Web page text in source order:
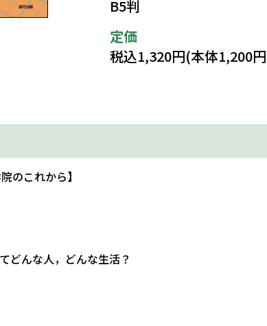
B5判
定価
税込1,320円(本体1,200
のこれから】
どんな人，どんな生活？